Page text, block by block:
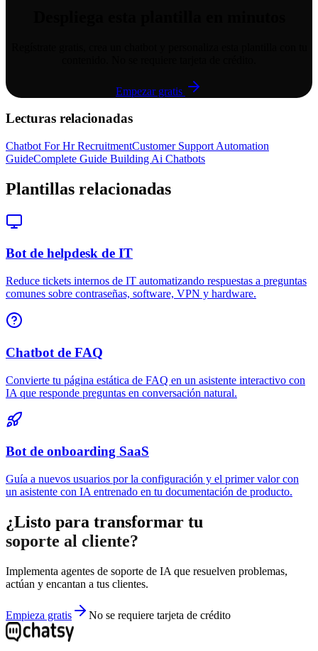
Empezar gratis
Lecturas relacionadas
Chatbot For Hr RecruitmentCustomer Support Automation
GuideComplete Guide Building Ai Chatbots
Plantillas relacionadas
Bot de helpdesk de IT
Reduce tickets internos de IT automatizando respuestas a preguntas
comunes sobre contraseñas, software, VPN y hardware.
Chatbot de FAQ
Convierte tu página estática de FAQ en un asistente interactivo con
IA que responde preguntas en conversación natural.
Bot de onboarding SaaS
Guía a nuevos usuarios por la configuración y el primer valor con
un asistente con IA entrenado en tu documentación de producto.
¿Listo para transformar tu
soporte al cliente?
Implementa agentes de soporte de IA que resuelven problemas,
actúan y encantan a tus clientes.
Empieza gratis No se requiere tarjeta de crédito